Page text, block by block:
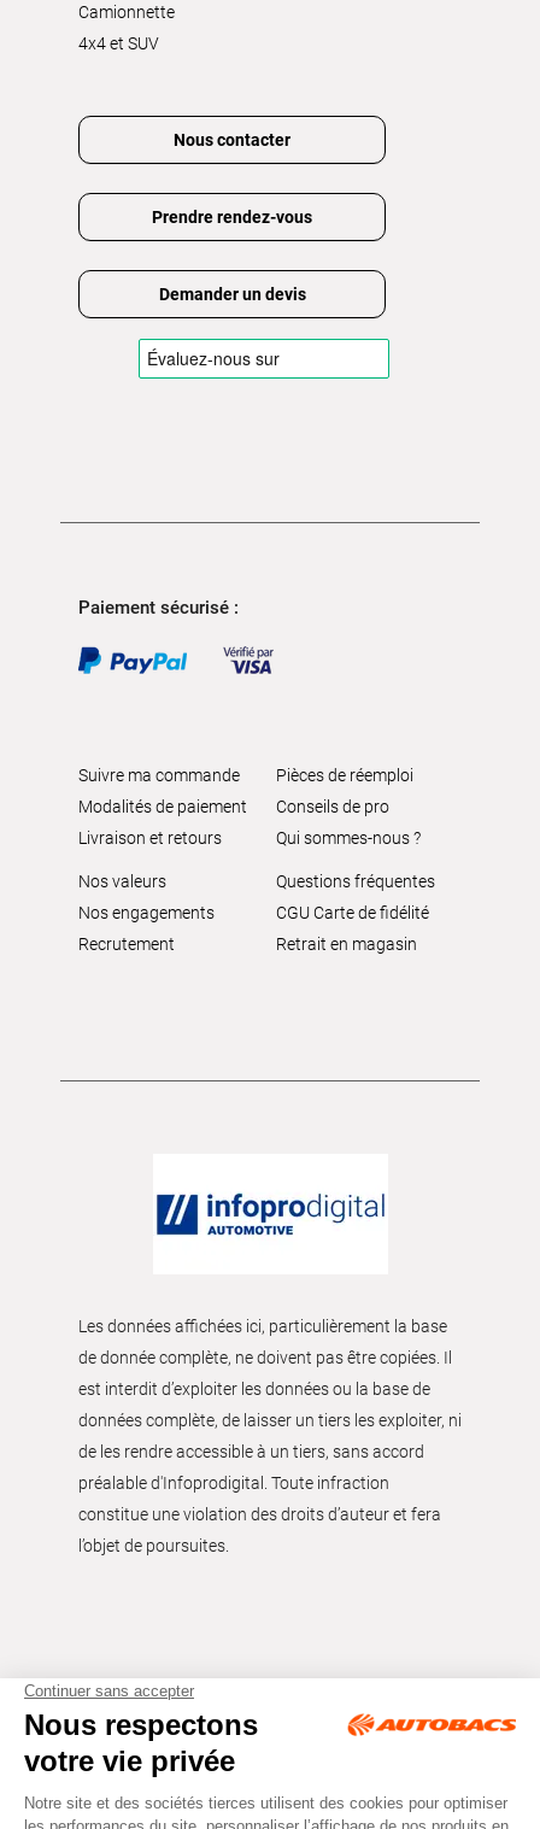
Camionnette
4x4 et SUV
Nous contacter
Prendre rendez-vous
Demander un devis
Paiement sécurisé :
Suivre ma commande
Modalités de paiement
Livraison et retours
Pièces de réemploi
Conseils de pro
Qui sommes-nous ?
Nos valeurs
Nos engagements
Recrutement
Questions fréquentes
CGU Carte de fidélité
Retrait en magasin
Les données affichées ici, particulièrement la base
de donnée complète, ne doivent pas être copiées. Il
est interdit d’exploiter les données ou la base de
données complète, de laisser un tiers les exploiter, ni
de les rendre accessible à un tiers, sans accord
préalable d'Infoprodigital. Toute infraction
constitue une violation des droits d’auteur et fera
l’objet de poursuites.
Tous droits réservés © Autobacs